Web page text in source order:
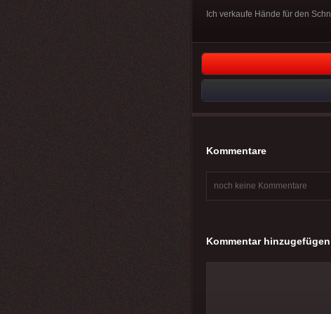
Ich verkaufe Hände für den
Kommentare
noch keine Kommentare
Kommentar hinzugefügen